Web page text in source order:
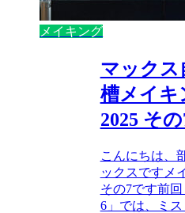
メイキング
マックス
槽メイキ
2025 そ
こんにちは、
ックスですメ
その7です前
6」では、ミ